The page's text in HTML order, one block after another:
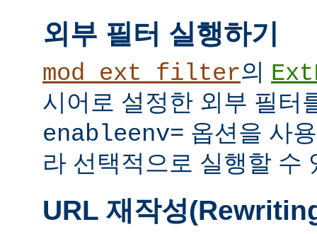
외부 필터 실행하기
mod_ext_filter의
시어로 설정한 외부 필터
enableenv= 옵션을 사
라 선택적으로 실행할 수
URL 재작성